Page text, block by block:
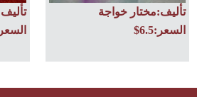
تأليف:مختار خواجة
السعر:6.5$